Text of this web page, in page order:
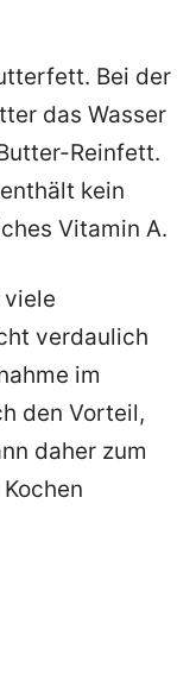
Bei der
das Wasser
Reinfett.
kein
Vitamin A.
verdaulich
im
den Vorteil,
daher zum